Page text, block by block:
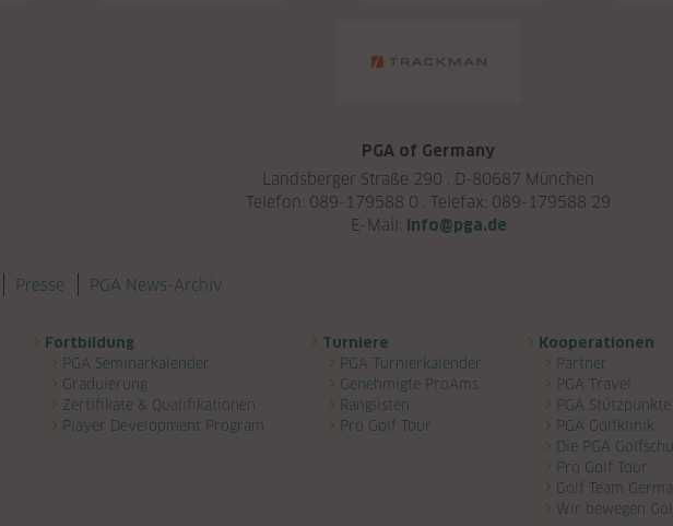
PGA of Germany
Landsberger Straße 290 . D-80687 München
Telefon: 089-179588 0 . Telefax: 089-179588 29
E-Mail:
info@pga.de
Presse PGA News-Archiv
Fortbildung
PGA Seminarkalender
Graduierung
Zertifikate & Qualifikationen
Player Development Program
Turniere
PGA Turnierkalender
Genehmigte ProAms
Ranglisten
Pro Golf Tour
Kooperationen
Partner
PGA Travel
PGA Stützpunkte
PGA Golfklinik
Die PGA
Pro Golf Tour
Golf Team
Wir bewegen